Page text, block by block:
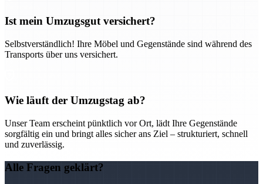
Ist mein Umzugsgut versichert?
Selbstverständlich! Ihre Möbel und Gegenstände sind während des
Transports über uns versichert.
Wie läuft der Umzugstag ab?
Unser Team erscheint pünktlich vor Ort, lädt Ihre Gegenstände
sorgfältig ein und bringt alles sicher ans Ziel – strukturiert, schnell
und zuverlässig.
Alle Fragen geklärt?